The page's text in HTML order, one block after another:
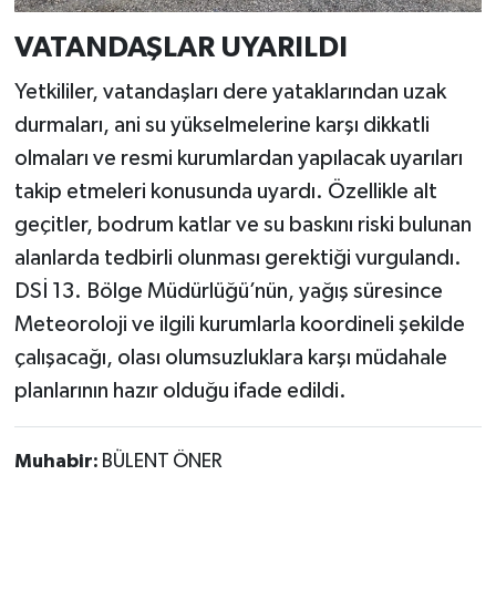
VATANDAŞLAR UYARILDI
Yetkililer, vatandaşları dere yataklarından uzak
durmaları, ani su yükselmelerine karşı dikkatli
olmaları ve resmi kurumlardan yapılacak uyarıları
takip etmeleri konusunda uyardı. Özellikle alt
geçitler, bodrum katlar ve su baskını riski bulunan
alanlarda tedbirli olunması gerektiği vurgulandı.
DSİ 13. Bölge Müdürlüğü’nün, yağış süresince
Meteoroloji ve ilgili kurumlarla koordineli şekilde
çalışacağı, olası olumsuzluklara karşı müdahale
planlarının hazır olduğu ifade edildi.
Muhabir: BÜLENT ÖNER